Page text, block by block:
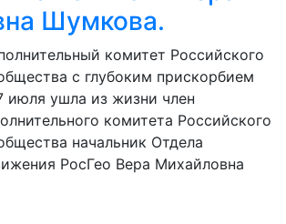
Шумкова.
комитет Российского
с глубоким прискорбием
июля ушла из жизни член
комитета Российского
начальник Отдела
РосГео Вера Михайловна